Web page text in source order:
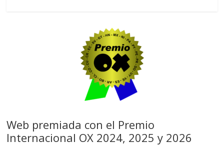
Web premiada con el Premio
Internacional OX 2024, 2025 y 2026